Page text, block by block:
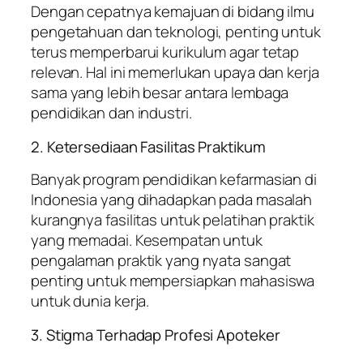
Dengan cepatnya kemajuan di bidang ilmu
pengetahuan dan teknologi, penting untuk
terus memperbarui kurikulum agar tetap
relevan. Hal ini memerlukan upaya dan kerja
sama yang lebih besar antara lembaga
pendidikan dan industri.
2. Ketersediaan Fasilitas Praktikum
Banyak program pendidikan kefarmasian di
Indonesia yang dihadapkan pada masalah
kurangnya fasilitas untuk pelatihan praktik
yang memadai. Kesempatan untuk
pengalaman praktik yang nyata sangat
penting untuk mempersiapkan mahasiswa
untuk dunia kerja.
3. Stigma Terhadap Profesi Apoteker